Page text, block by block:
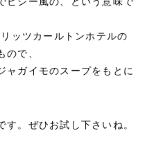
ビシー風の、という意味で
ッツカールトンホテルの
ので、
ャガイモのスープをもとに
。ぜひお試し下さいね。